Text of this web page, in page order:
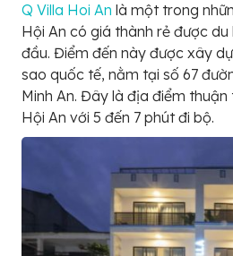
Q Villa Hoi An là một trong
Hội An có giá thành rẻ được
đầu. Điểm đến này được xây
sao quốc tế, nằm tại số 67
Minh An. Đây là địa điểm
Hội An với 5 đến 7 phút đi bộ.